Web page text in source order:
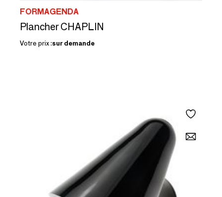
FORMAGENDA
Plancher CHAPLIN
Votre prix :sur demande